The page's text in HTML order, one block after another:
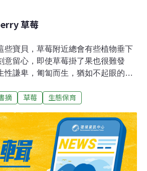
草莓
些寶貝，草莓附近總會有些植物垂下
意留心，即使草莓掛了果也很難發
性謙卑，匍匐而生，猶如不起眼的地
不錯，蔓狀苔莓也是這樣挨著地面蜿
維吉爾對草莓的描述可說是畫龍點
」 什麼樣的清香和甘甜能和這精緻的
自顧自地在初夏時鑽出泥土，從未得
。這種集美麗與美味於一身的天然食
趕緊採摘這今年野外結成的第一批果
摘 草莓 生態保育